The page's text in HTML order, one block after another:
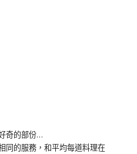
奇的部份…
同的服務，和平均每道料理在